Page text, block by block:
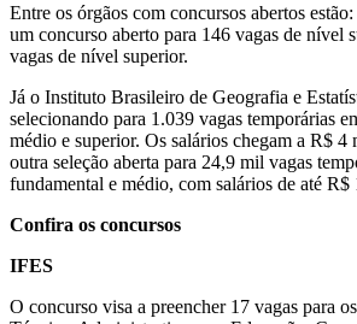
Entre os órgãos com concursos abertos
um concurso aberto para 146 vagas de nível
vagas de nível superior.
Já o Instituto Brasileiro de Geografia e
selecionando para 1.039 vagas temporárias
médio e superior. Os salários chegam a R$ 4
outra seleção aberta para 24,9 mil vagas
fundamental e médio, com salários de até R$
Confira os concursos
IFES
O concurso visa a preencher 17 vagas para